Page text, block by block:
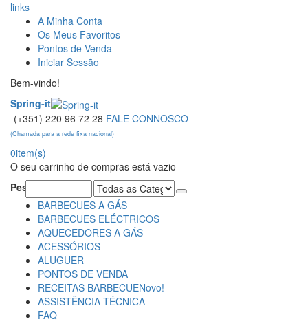
links
A Minha Conta
Os Meus Favoritos
Pontos de Venda
Iniciar Sessão
Bem-vindo!
Spring-it
(+351) 220 96 72 28 FALE CONNOSCO
(Chamada para a rede fixa nacional)
0item(s)
O seu carrinho de compras está vazio
Pesquisa:
BARBECUES A GÁS
BARBECUES ELÉCTRICOS
AQUECEDORES A GÁS
ACESSÓRIOS
ALUGUER
PONTOS DE VENDA
RECEITAS BARBECUENovo!
ASSISTÊNCIA TÉCNICA
FAQ